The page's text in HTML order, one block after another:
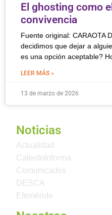
El ghosting como
convivencia
Fuente original: CARAOTA
decidimos que dejar a
es una opción aceptable?
LEER MÁS »
13 de marzo de 2026
Noticias
Actualidad
CaleidoInforma
Comunicados
DESCA
Efeméride